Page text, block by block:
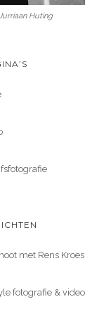
Huting
met Rens Kroes
fotografie &